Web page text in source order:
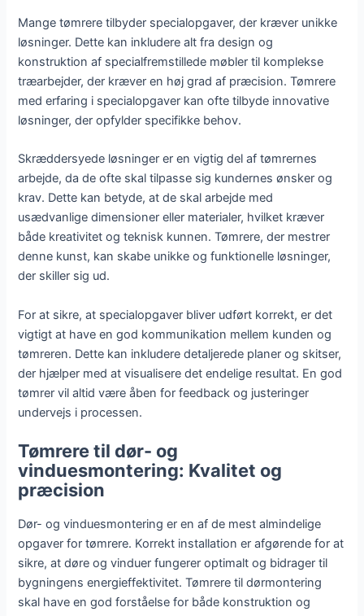
Mange tømrere tilbyder specialopgaver, der kræver unikke
løsninger. Dette kan inkludere alt fra design og
konstruktion af specialfremstillede møbler til komplekse
træarbejder, der kræver en høj grad af præcision. Tømrere
med erfaring i specialopgaver kan ofte tilbyde innovative
løsninger, der opfylder specifikke behov.
Skræddersyede løsninger er en vigtig del af tømrernes
arbejde, da de ofte skal tilpasse sig kundernes ønsker og
krav. Dette kan betyde, at de skal arbejde med
usædvanlige dimensioner eller materialer, hvilket kræver
både kreativitet og teknisk kunnen. Tømrere, der mestrer
denne kunst, kan skabe unikke og funktionelle løsninger,
der skiller sig ud.
For at sikre, at specialopgaver bliver udført korrekt, er det
vigtigt at have en god kommunikation mellem kunden og
tømreren. Dette kan inkludere detaljerede planer og skitser,
der hjælper med at visualisere det endelige resultat. En god
tømrer vil altid være åben for feedback og justeringer
undervejs i processen.
Tømrere til dør- og
vinduesmontering: Kvalitet og
præcision
Dør- og vinduesmontering er en af de mest almindelige
opgaver for tømrere. Korrekt installation er afgørende for at
sikre, at døre og vinduer fungerer optimalt og bidrager til
bygningens energieffektivitet. Tømrere til dørmontering
skal have en god forståelse for både konstruktion og